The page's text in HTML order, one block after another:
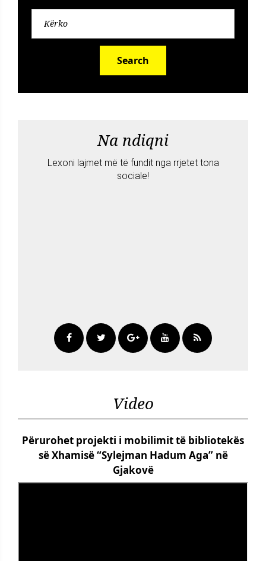
Search
Na ndiqni
Lexoni lajmet më të fundit nga rrjetet tona
sociale!
Video
Përurohet projekti i mobilimit të bibliotekës
së Xhamisë “Sylejman Hadum Aga” në
Gjakovë